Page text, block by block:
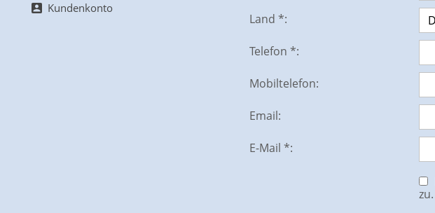
Kundenkonto
Land *:
Telefon *:
Mobiltelefon:
Email:
E-Mail *:
zu.